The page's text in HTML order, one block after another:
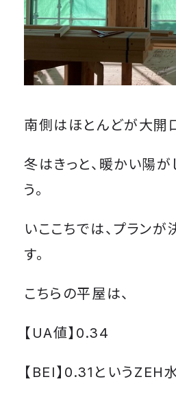
南側はほとんどが大開
冬はきっと、暖かい陽
う。
いここちでは、プラン
す。
こちらの平屋は、
【UA値】0.34
【BEI】0.31というZEH